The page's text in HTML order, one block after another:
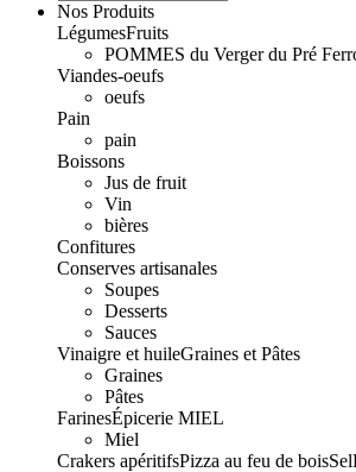
Nos Produits
LégumesFruits
POMMES du Verger du Pré
Viandes-oeufs
oeufs
Pain
pain
Boissons
Jus de fruit
Vin
bières
Confitures
Conserves artisanales
Soupes
Desserts
Sauces
Vinaigre et huileGraines et Pâtes
Graines
Pâtes
FarinesÉpicerie MIEL
Miel
Crakers apéritifsPizza au feu de boisSel